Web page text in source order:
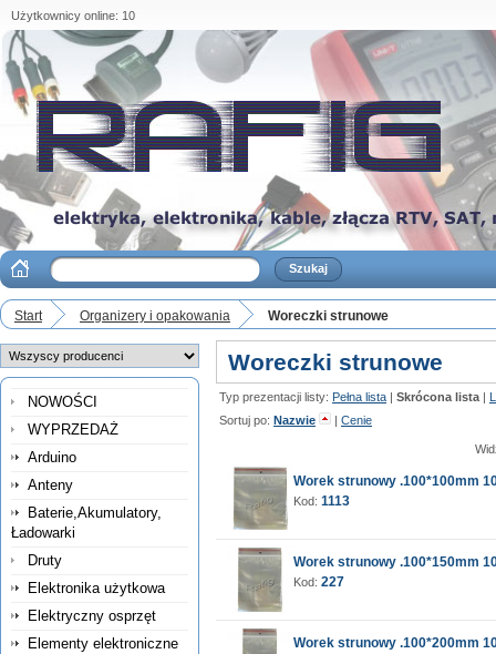
Użytkownicy online: 10
Start Organizery i opakowania Woreczki strunowe
NOWOŚCI
WYPRZEDAŻ
Arduino
Anteny
Baterie,Akumulatory,
Ładowarki
Druty
Elektronika użytkowa
Elektryczny osprzęt
Elementy elektroniczne
Woreczki strunowe
Typ prezentacji listy: Pełna lista | Skrócona lista |
Sortuj po: Nazwie | Cenie
Worek strunowy .100*100mm
Kod: 1113
Worek strunowy .100*150mm
Kod: 227
Worek strunowy .100*200mm